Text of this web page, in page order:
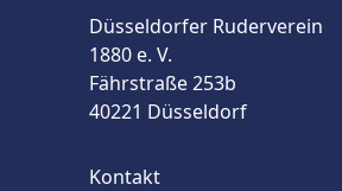
Düsseldorfer Ruderverein
1880 e. V.
Fährstraße 253b
40221 Düsseldorf
Kontakt